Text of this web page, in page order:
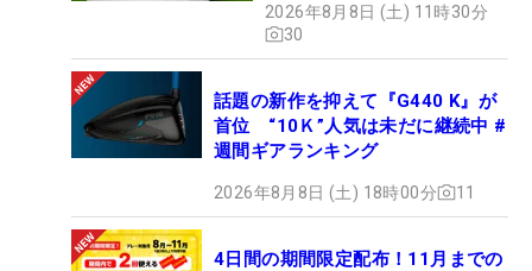
ュー
2026年8月8日 (土) 11時30分
30
話題の新作を抑えて『G440 K』が
首位 “10Ｋ”人気は未だに継続中 #
週間ギアランキング
2026年8月8日 (土) 18時00分 11
4日間の期間限定配布！11月までの